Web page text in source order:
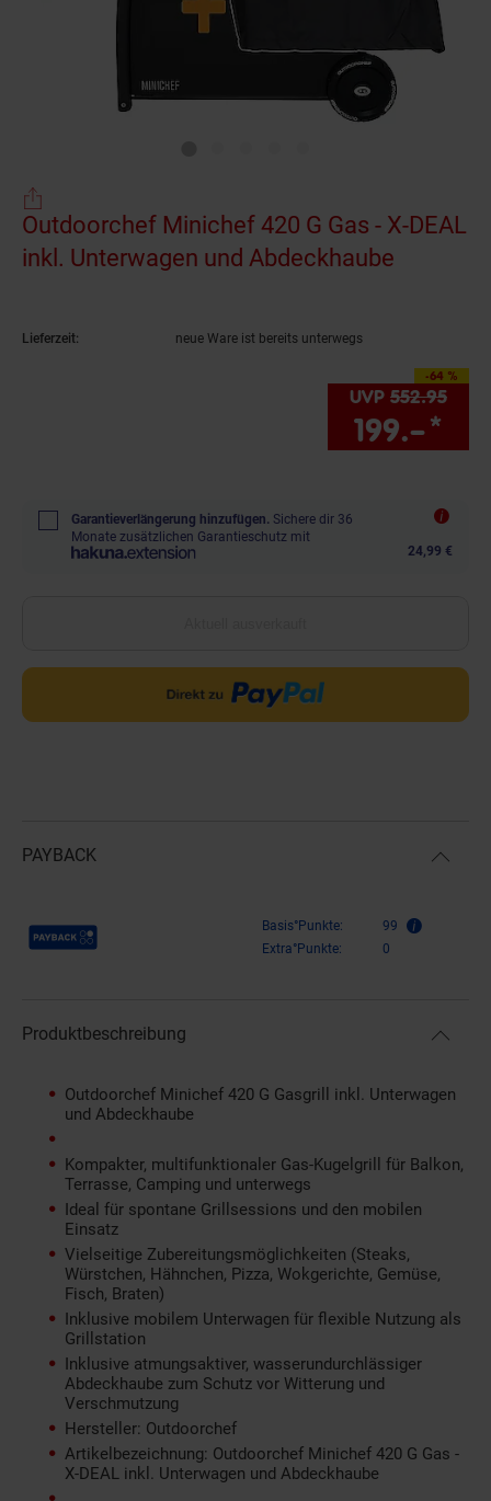
Outdoorchef Minichef 420 G Gas - X-DEAL
inkl. Unterwagen und Abdeckhaube
Lieferzeit: neue Ware ist bereits unterwegs
-64 %
Sie Sparen 64
UVP 552.95
199.–*
Garantieverlängerung hinzufügen. Sichere dir 36
Monate zusätzlichen Garantieschutz mit
24,99 €
PAYBACK
Payback Punkte Basis°Punkte:
99
Extra°Punkte:
0
Produktbeschreibung
Outdoorchef Minichef 420 G Gasgrill inkl. Unterwagen
und Abdeckhaube
Kompakter, multifunktionaler Gas-Kugelgrill für Balkon,
Terrasse, Camping und unterwegs
Ideal für spontane Grillsessions und den mobilen
Einsatz
Vielseitige Zubereitungsmöglichkeiten (Steaks,
Würstchen, Hähnchen, Pizza, Wokgerichte, Gemüse,
Fisch, Braten)
Inklusive mobilem Unterwagen für flexible Nutzung als
Grillstation
Inklusive atmungsaktiver, wasserundurchlässiger
Abdeckhaube zum Schutz vor Witterung und
Verschmutzung
Hersteller: Outdoorchef
Artikelbezeichnung: Outdoorchef Minichef 420 G Gas -
X-DEAL inkl. Unterwagen und Abdeckhaube